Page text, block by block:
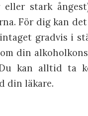
eller stark
För dig kan
gradvis i
din
kan alltid ta
din läkare.